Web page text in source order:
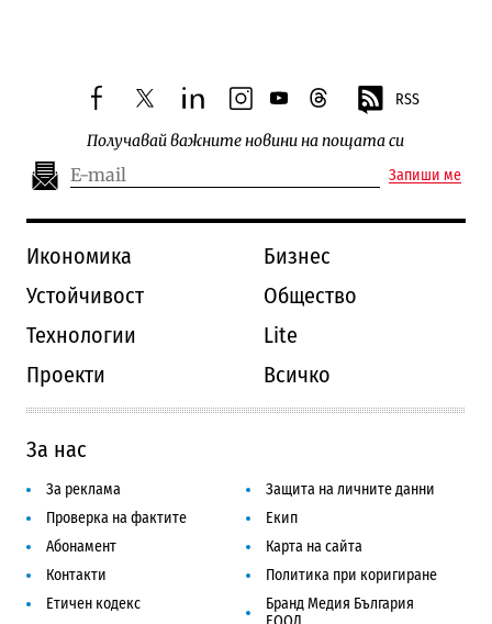
facebooktwitterlinkedininstagram
youtubethreads RSS
Получавай важните новини на пощата си
Запиши ме
Икономика
Бизнес
Устойчивост
Общество
Технологии
Lite
Проекти
Всичко
За нас
За реклама
Защита на личните данни
Проверка на фактите
Екип
Абонамент
Карта на сайта
Контакти
Политика при коригиране
Етичен кодекс
Бранд Медия България